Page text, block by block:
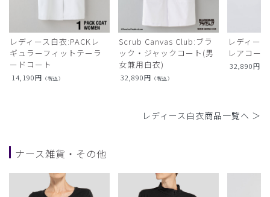
レディース白衣:PACKレ
ギュラーフィットテーラ
ードコート
14,190円 （税込）
Scrub Canvas Club:ブラ
ック・ジャックコート(男
女兼用白衣)
32,890円 （税込）
レディー
レアコート
32,890円
レディース白衣商品一覧へ ＞
ナース雑貨・その他